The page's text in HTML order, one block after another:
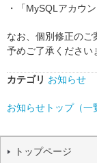
・「MySQLアカウ
なお、個別修正のご
予めご了承ください
カテゴリ お知らせ
お知らせトップ（一
トップページ